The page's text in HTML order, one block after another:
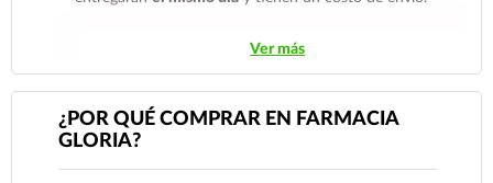
Los pedidos de otras localidades se envían mediante
.Sólo hacemos envíos en el territorio
nacional.
Ver más
¿POR QUÉ COMPRAR EN FARMACIA
GLORIA?